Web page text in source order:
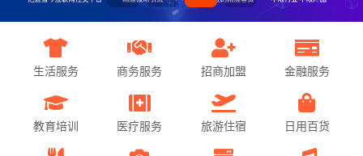
生活服务 商务服务 招商加盟 金融服务
教育培训 医疗服务 旅游住宿 日用百货